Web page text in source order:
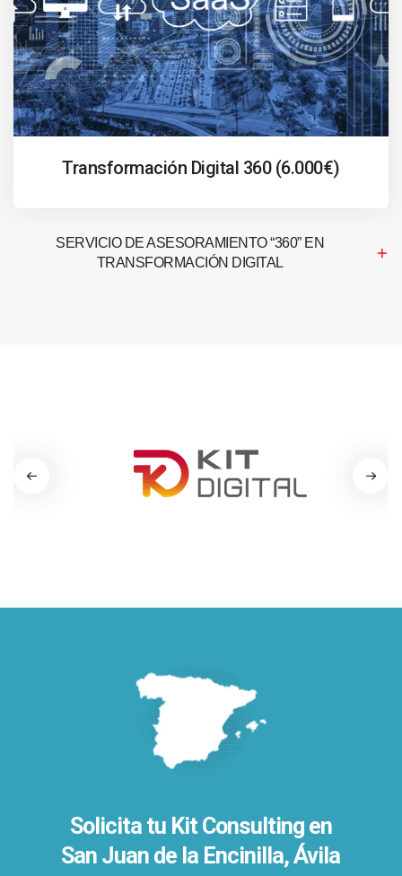
Transformación Digital 360 (6.000€)
SERVICIO DE ASESORAMIENTO “360” EN
TRANSFORMACIÓN DIGITAL
Solicita tu Kit Consulting en
San Juan de la Encinilla, Ávila